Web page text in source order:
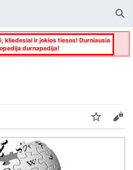
kliedesiai ir jokios tiesos! Durniausia
durnapedija!
Stebėti Keisti